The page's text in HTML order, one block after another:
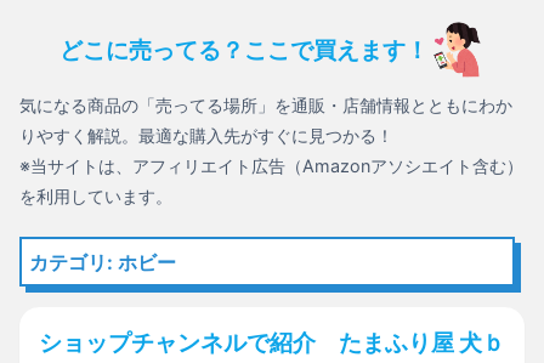
どこに売ってる？ここで買えます！
気になる商品の「売ってる場所」を通販・店舗情報とともにわか
りやすく解説。最適な購入先がすぐに見つかる！
※当サイトは、アフィリエイト広告（Amazonアソシエイト含む）
を利用しています。
カテゴリ: ホビー
ショップチャンネルで紹介 たまふり屋 犬ｂ